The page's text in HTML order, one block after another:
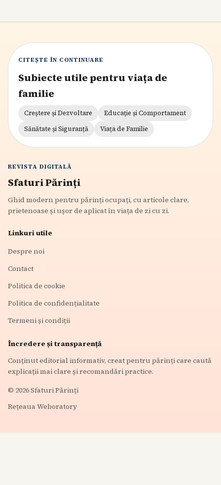
CITEȘTE ÎN CONTINUARE
Subiecte utile pentru viața de
familie
Creștere și Dezvoltare
Educație și Comportament
Sănătate și Siguranță
Viața de Familie
REVISTA DIGITALĂ
Sfaturi Părinți
Ghid modern pentru părinți ocupați, cu articole clare,
prietenoase și ușor de aplicat în viața de zi cu zi.
Linkuri utile
Despre noi
Contact
Politica de cookie
Politica de confidențialitate
Termeni și condiții
Încredere și transparență
Conținut editorial informativ, creat pentru părinți care caută
explicații mai clare și recomandări practice.
© 2026Sfaturi Părinți
Rețeaua Weboratory